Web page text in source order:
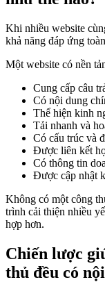
Khi nhiều website
khả năng đáp ứng
Một website có nền
Cung cấp câu
Có nội dung
Thể hiện kinh
Tải nhanh và
Có cấu trúc và
Được liên kết
Có thông tin
Được cập nhật
Không có một công
trình cải thiện nhiều
hợp hơn.
Chiến lược
thủ đều có